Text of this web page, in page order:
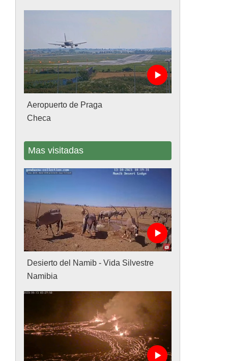
Aeropuerto de Praga
Checa
Mas visitadas
Desierto del Namib - Vida Silvestre
Namibia